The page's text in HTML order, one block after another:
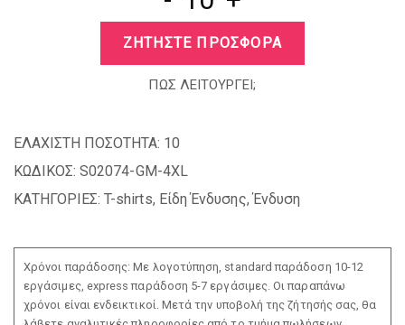
ΖΗΤΗΣΤΕ ΠΡΟΣΦΟΡΑ
ΠΩΣ ΛΕΙΤΟΥΡΓΕΙ;
ΕΛΑΧΙΣΤΗ ΠΟΣΟΤΗΤΑ: 10
ΚΩΔΙΚΟΣ: S02074-GM-4XL
ΚΑΤΗΓΟΡΙΕΣ: T-shirts, Είδη Ένδυσης,Ένδυση
Χρόνοι παράδοσης: Με λογοτύπηση, standard παράδοση 10-12
εργάσιμες, express παράδοση 5-7 εργάσιμες. Οι παραπάνω
χρόνοι είναι ενδεικτικοί. Μετά την υποβολή της ζήτησής σας, θα